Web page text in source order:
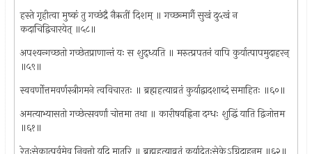
हस्ते गृहीत्वा मुष्कं तु गच्छंद्रै नैऋतीं दिशम् ॥ गच्छन्मार्गै सुखं दु५खं न
कदाचिद्विचारयेत् ॥५८॥
अपश्यन्गच्छतो गच्छेतप्राणान्तं यः स शुद्ध्य़ति ॥ मरुत्प्रपतनं वापि कुर्यात्पापमुदाहरन्
॥५९॥
स्ववर्णोत्तमवर्णस्त्रीगमने त्वविचारतः ॥ ब्रह्महत्याव्रतं कुर्याद्वादशाब्दं समाहितः ॥६०॥
अमत्याभ्यासतो गच्छेत्सवर्णां चोत्तमा तथा ॥ कारीषवह्निना दग्धः शुद्धिं याति द्विजोत्तम
॥६१॥